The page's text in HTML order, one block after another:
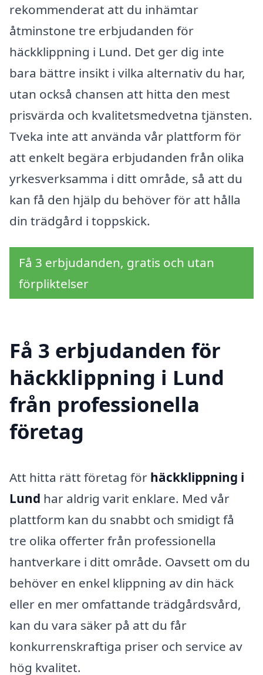
rekommenderat att du inhämtar
åtminstone tre erbjudanden för
häckklippning i Lund. Det ger dig inte
bara bättre insikt i vilka alternativ du har,
utan också chansen att hitta den mest
prisvärda och kvalitetsmedvetna tjänsten.
Tveka inte att använda vår plattform för
att enkelt begära erbjudanden från olika
yrkesverksamma i ditt område, så att du
kan få den hjälp du behöver för att hålla
din trädgård i toppskick.
Få 3 erbjudanden, gratis och utan
förpliktelser
Få 3 erbjudanden för
häckklippning i Lund
från professionella
företag
Att hitta rätt företag för häckklippning i
Lund har aldrig varit enklare. Med vår
plattform kan du snabbt och smidigt få
tre olika offerter från professionella
hantverkare i ditt område. Oavsett om du
behöver en enkel klippning av din häck
eller en mer omfattande trädgårdsvård,
kan du vara säker på att du får
konkurrenskraftiga priser och service av
hög kvalitet.